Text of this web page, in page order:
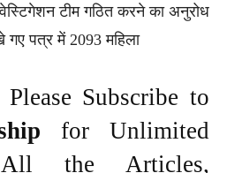
टीम गठित करने का अनुरोध
पत्र में 2093 महिला
Subscribe to
for Unlimited
the Articles,